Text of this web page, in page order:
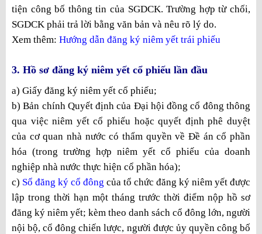
tiện công bố thông tin của SGDCK. Trường hợp từ chối,
SGDCK phải trả lời bằng văn bản và nêu rõ lý do.
Xem thêm: Hướng dẫn đăng ký niêm yết trái phiếu
3. Hồ sơ đăng ký niêm yết cổ phiếu lần đầu
a) Giấy đăng ký niêm yết cổ phiếu;
b) Bản chính Quyết định của Đại hội đồng cổ đông thông
qua việc niêm yết cổ phiếu hoặc quyết định phê duyệt
của cơ quan nhà nước có thẩm quyền về Đề án cổ phần
hóa (trong trường hợp niêm yết cổ phiếu của doanh
nghiệp nhà nước thực hiện cổ phần hóa);
c) Sổ đăng ký cổ đông của tổ chức đăng ký niêm yết được
lập trong thời hạn một tháng trước thời điểm nộp hồ sơ
đăng ký niêm yết; kèm theo danh sách cổ đông lớn, người
nội bộ, cổ đông chiến lược, người được ủy quyền công bố